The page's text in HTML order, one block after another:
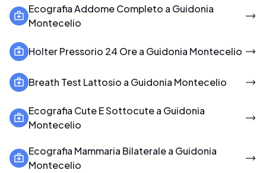
Ecografia Addome Completo a Guidonia
Montecelio
Holter Pressorio 24 Ore a Guidonia Montecelio
Breath Test Lattosio a Guidonia Montecelio
Ecografia Cute E Sottocute a Guidonia
Montecelio
Ecografia Mammaria Bilaterale a Guidonia
Montecelio